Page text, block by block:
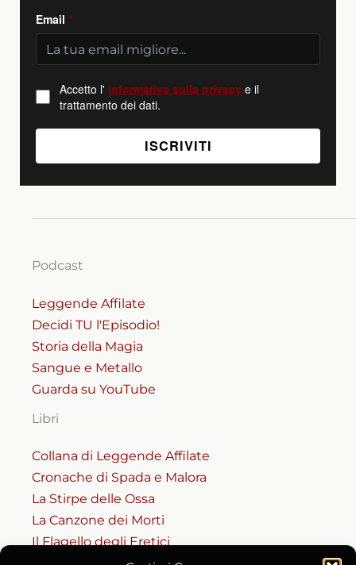
Email*
Accetto l' informativa sulla privacy e il
trattamento dei dati.
Podcast
Leggende Affilate
Decidi TU l'Episodio!
Storia della Magia
Sangue e Metallo
Guarda su YouTube
Libri
Collana di Leggende Affilate
Cronache di Spada e Malora
La Stirpe delle Ossa
La Canzone dei Morti
Il Flagello degli Eretici